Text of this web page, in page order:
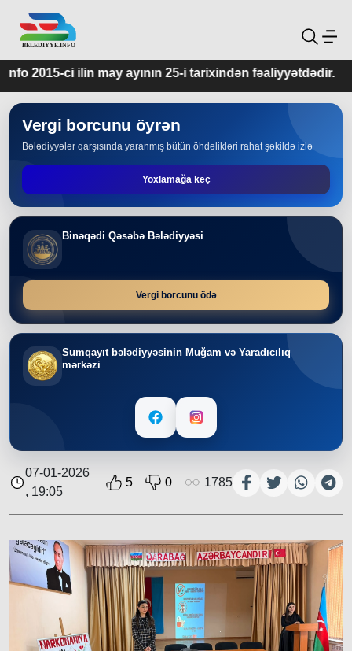
25-i tarixindən fəaliyyətdədir.
Vergi borcunu öyrən
Bələdiyyələr qarşısında yaranmış bütün öhdəlikləri rahat şəkildə izlə
Yoxlamağa keç
Binəqədi Qəsəbə Bələdiyyəsi
Vergi borcunu ödə
Sumqayıt bələdiyyəsinin Muğam və Yaradıcılıq
mərkəzi
07-01-2026
, 19:05
5 0 1785